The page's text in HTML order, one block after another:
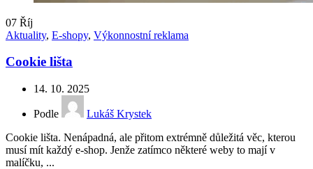
07 Říj
Aktuality, E-shopy, Výkonnostní reklama
Cookie lišta
14. 10. 2025
Podle
Lukáš Krystek
Cookie lišta. Nenápadná, ale přitom extrémně důležitá věc, kterou
musí mít každý e-shop. Jenže zatímco některé weby to mají v
malíčku, ...